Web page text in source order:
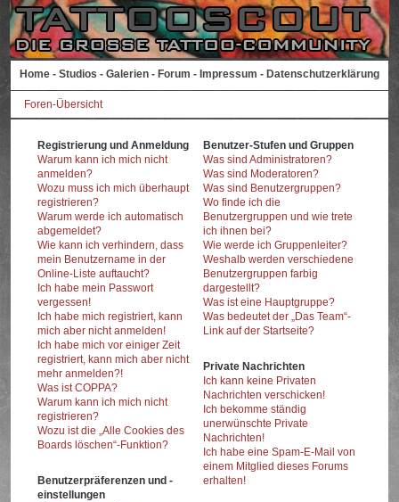
Home - Studios - Galerien - Forum - Impressum - Datenschutzerklärung
Foren-Übersicht
Registrierung und Anmeldung
Warum kann ich mich nicht
anmelden?
Wozu muss ich mich überhaupt
registrieren?
Warum werde ich automatisch
abgemeldet?
Wie kann ich verhindern, dass
mein Benutzername in der
Online-Liste auftaucht?
Ich habe mein Passwort
vergessen!
Ich habe mich registriert, kann
mich aber nicht anmelden!
Ich habe mich vor einiger Zeit
registriert, kann mich aber nicht
mehr anmelden?!
Was ist COPPA?
Warum kann ich mich nicht
registrieren?
Wozu ist die „Alle Cookies des
Boards löschen“-Funktion?
Benutzerpräferenzen und -
einstellungen
Benutzer-Stufen und Gruppen
Was sind Administratoren?
Was sind Moderatoren?
Was sind Benutzergruppen?
Wo finde ich die
Benutzergruppen und wie trete
ich ihnen bei?
Wie werde ich Gruppenleiter?
Weshalb werden verschiedene
Benutzergruppen farbig
dargestellt?
Was ist eine Hauptgruppe?
Was bedeutet der „Das Team“-
Link auf der Startseite?
Private Nachrichten
Ich kann keine Privaten
Nachrichten verschicken!
Ich bekomme ständig
unerwünschte Private
Nachrichten!
Ich habe eine Spam-E-Mail von
einem Mitglied dieses Forums
erhalten!